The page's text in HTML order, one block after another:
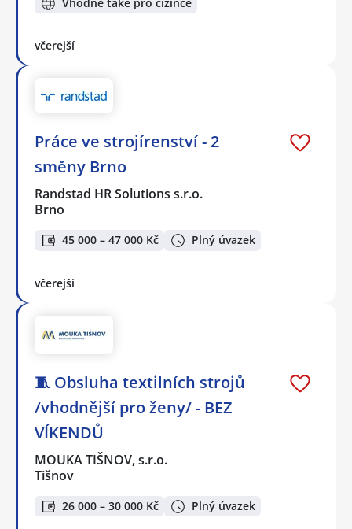
včerejší
Práce ve strojírenství - 2
směny Brno
Randstad HR Solutions s.r.o.
Brno
45 000 – 47 000 Kč Plný úvazek
včerejší
🧵 Obsluha textilních strojů
/vhodnější pro ženy/ - BEZ
VÍKENDŮ
MOUKA TIŠNOV, s.r.o.
Tišnov
26 000 – 30 000 Kč Plný úvazek